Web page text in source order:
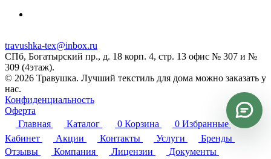
travushka-tex@inbox.ru
СПб, Богатырский пр., д. 18 корп. 4, стр. 13 офис № 307 и №
309 (4этаж).
© 2026 Травушка. Лучший текстиль для дома можно заказать у
нас.
Конфиденциальность
Оферта
Главная
Каталог 0 Корзина 0 Избранные
Кабинет
Акции Контакты Услуги
Бренды
Отзывы
Компания Лицензии Документы